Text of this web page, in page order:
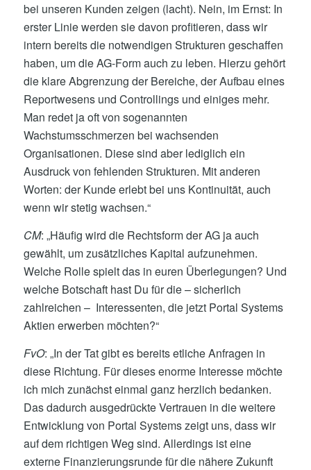
bei unseren Kunden zeigen (lacht). Nein, im Ernst: In
erster Linie werden sie davon profitieren, dass wir
intern bereits die notwendigen Strukturen geschaffen
haben, um die AG-Form auch zu leben. Hierzu gehört
die klare Abgrenzung der Bereiche, der Aufbau eines
Reportwesens und Controllings und einiges mehr.
Man redet ja oft von sogenannten
Wachstumsschmerzen bei wachsenden
Organisationen. Diese sind aber lediglich ein
Ausdruck von fehlenden Strukturen. Mit anderen
Worten: der Kunde erlebt bei uns Kontinuität, auch
wenn wir stetig wachsen.“
CM: „Häufig wird die Rechtsform der AG ja auch
gewählt, um zusätzliches Kapital aufzunehmen.
Welche Rolle spielt das in euren Überlegungen? Und
welche Botschaft hast Du für die – sicherlich
zahlreichen – Interessenten, die jetzt Portal Systems
Aktien erwerben möchten?“
FvO: „In der Tat gibt es bereits etliche Anfragen in
diese Richtung. Für dieses enorme Interesse möchte
ich mich zunächst einmal ganz herzlich bedanken.
Das dadurch ausgedrückte Vertrauen in die weitere
Entwicklung von Portal Systems zeigt uns, dass wir
auf dem richtigen Weg sind. Allerdings ist eine
externe Finanzierungsrunde für die nähere Zukunft